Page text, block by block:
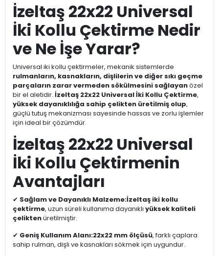
İzeltaş 22x22 Universal
İki Kollu Çektirme Nedir
ve Ne İşe Yarar?
Universal iki kollu çektirmeler, mekanik sistemlerde
rulmanların, kasnakların, dişlilerin ve diğer sıkı geçme
parçaların zarar vermeden sökülmesini sağlayanözel
bir el aletidir. İzeltaş 22x22 Universal İki Kollu Çektirme,
yüksek dayanıklılığa sahip çelikten üretilmiş olup,
güçlü tutuş mekanizması sayesinde hassas ve zorlu işlemler
için ideal bir çözümdür.
İzeltaş 22x22 Universal
İki Kollu Çektirmenin
Avantajları
✔ Sağlam ve Dayanıklı Malzeme:İzeltaş iki kollu
çektirme, uzun süreli kullanıma dayanıklı yüksek kaliteli
çeliktenüretilmiştir.
✔ Geniş Kullanım Alanı:22x22 mm ölçüsü, farklı çaplara
sahip rulman, dişli ve kasnakları sökmek için uygundur.